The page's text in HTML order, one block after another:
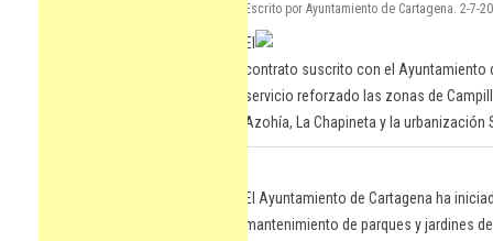
Escrito por Ayuntamiento de Cartagena. 2-7-
El
contrato suscrito con el Ayuntamiento
servicio reforzado las zonas de
Azohía, La Chapineta y la urbanización
El Ayuntamiento de Cartagena ha
mantenimiento de parques y jardines